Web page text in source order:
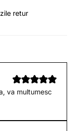
retur
va multumesc